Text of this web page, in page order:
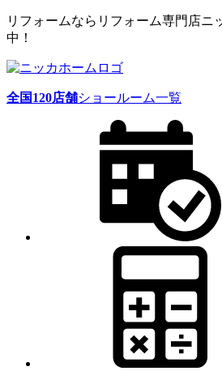
リフォームならリフォーム専門店ニ
中！
全国120店舗ショールーム一覧